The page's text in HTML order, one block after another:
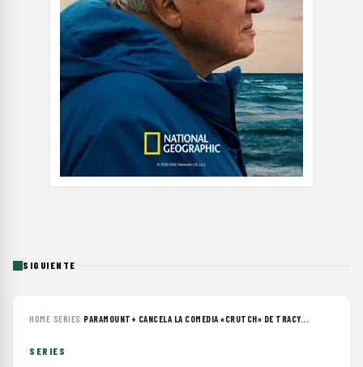
SIGUIENTE
HOME› SERIES ›PARAMOUNT+ CANCELA LA COMEDIA «CRUTCH» DE TRACY...
SERIES